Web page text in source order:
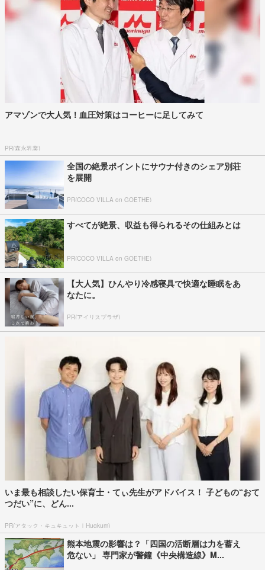
アマゾンで大人気！血圧対策はコーヒーに足してみて
PR(森永乳業)
全国の絶景ポイントにサウナ付きのシェア別荘
を展開
PR(COCO VILLA on GOETHE)
すべてが絶景、収益も得られるその仕組みとは
PR(COCO VILLA on GOETHE)
【大人気】ひんやり冷感寝具で快適な睡眠をあ
なたに。
PR(アイリスプラザ)
いま最も相談したい保育士・てぃ先生がアドバイス！ 子どもの“おて
つだい”に、どん...
PR(アタック・キュキュット｜Hugkum)
熊本地震の影響は？「四国の活断層は力を蓄え
危ない」 専門家が警鐘《中央構造線》M...